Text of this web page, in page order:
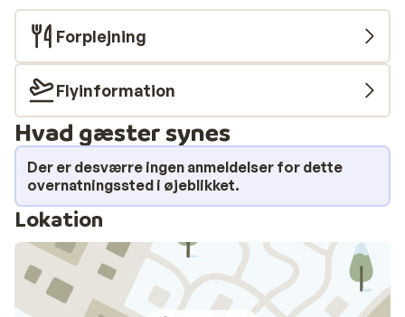
Forplejning
Flyinformation
Hvad gæster synes
Der er desværre ingen anmeldelser for dette
overnatningssted i øjeblikket.
Lokation